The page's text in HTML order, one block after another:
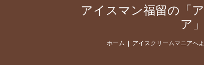
アイスマン福留の「
ア」
ホーム アイスクリームマニアへ